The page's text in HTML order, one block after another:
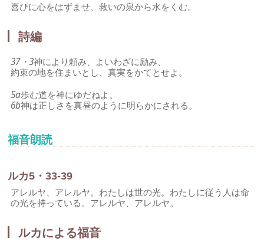
喜びに心をはずませ、救いの泉から水をくむ。
詩編
37・3神により頼み、よいわざに励み、
約束の地を住まいとし、真実をかてとせよ。
5a歩む道を神にゆだねよ。
6b神は正しさを真昼のように明らかにされる。
福音朗読
ルカ5・33-39
アレルヤ、アレルヤ。わたしは世の光。わたしに従う人は命
の光を持っている。アレルヤ、アレルヤ。
ルカによる福音